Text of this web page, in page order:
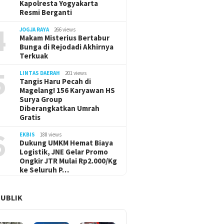
Kapolresta Yogyakarta
Resmi Berganti
JOGJA RAYA 266 views
Makam Misterius Bertabur
Bunga di Rejodadi Akhirnya
Terkuak
LINTAS DAERAH 201 views
Tangis Haru Pecah di
Magelang! 156 Karyawan HS
Surya Group
Diberangkatkan Umrah
Gratis
EKBIS 188 views
Dukung UMKM Hemat Biaya
Logistik, JNE Gelar Promo
Ongkir JTR Mulai Rp2.000/Kg
ke Seluruh P…